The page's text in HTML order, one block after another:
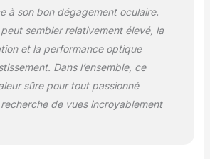
à son bon dégagement oculaire.
sembler relativement élevé, la
et la performance optique
Dans l’ensemble, ce
sûre pour tout passionné
recherche de vues incroyablement